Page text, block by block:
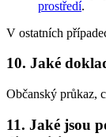
prostředí.
V ostatních
10. Jaké
Občanský průkaz,
11. Jaké jsou